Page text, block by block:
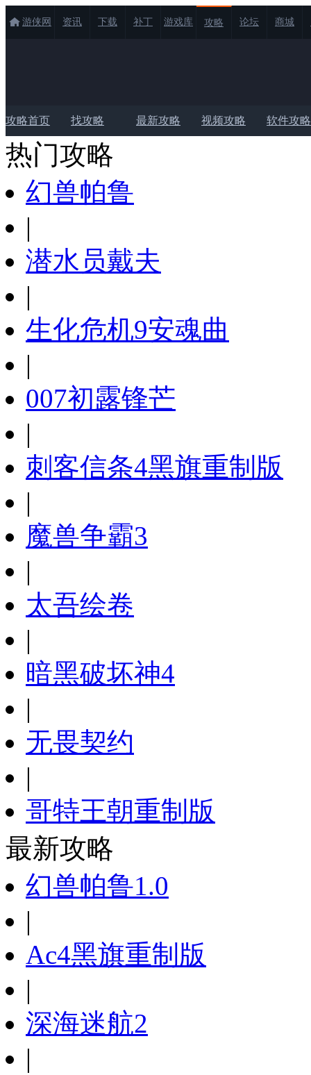
游侠网 资讯 下载 补丁 游戏库 攻略 论坛 商城
攻略首页 找攻略 最新攻略 视频攻略 软件攻略
热门攻略
幻兽帕鲁
|
潜水员戴夫
|
生化危机9安魂曲
|
007初露锋芒
|
刺客信条4黑旗重制版
|
魔兽争霸3
|
太吾绘卷
|
暗黑破坏神4
|
无畏契约
|
哥特王朝重制版
最新攻略
幻兽帕鲁1.0
|
Ac4黑旗重制版
|
深海迷航2
|